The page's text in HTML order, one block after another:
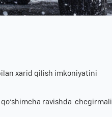
xarid qilish imkoniyatini
ravishda chegirmali